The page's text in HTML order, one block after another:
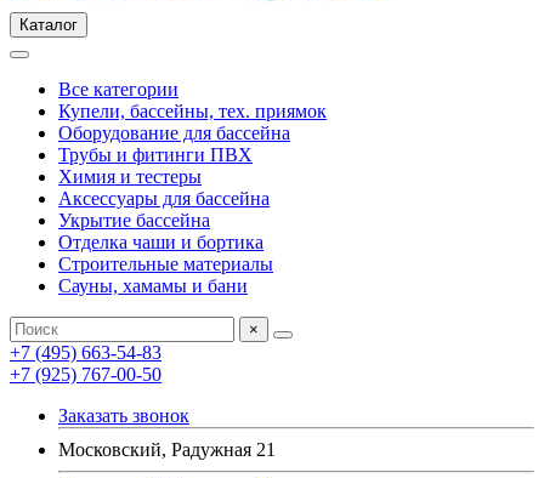
Каталог
Все категории
Купели, бассейны, тех. приямок
Оборудование для бассейна
Трубы и фитинги ПВХ
Химия и тестеры
Аксессуары для бассейна
Укрытие бассейна
Отделка чаши и бортика
Строительные материалы
Сауны, хамамы и бани
×
+7 (495) 663-54-83
+7 (925) 767-00-50
Заказать звонок
Московский, Радужная 21